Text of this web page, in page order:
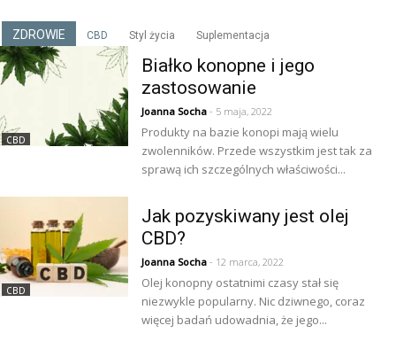
ZDROWIE CBD Styl życia Suplementacja
CBD
Białko konopne i jego
zastosowanie
Joanna Socha- 5 maja, 2022
Produkty na bazie konopi mają wielu
zwolenników. Przede wszystkim jest tak za
sprawą ich szczególnych właściwości...
CBD
Jak pozyskiwany jest olej
CBD?
Joanna Socha- 12 marca, 2022
Olej konopny ostatnimi czasy stał się
niezwykle popularny. Nic dziwnego, coraz
więcej badań udowadnia, że jego...